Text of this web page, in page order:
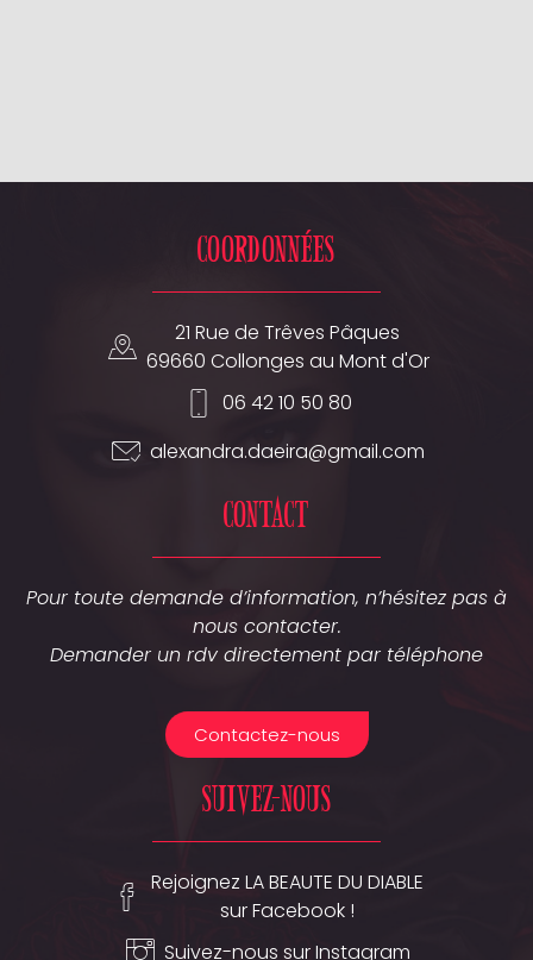
Coordonnées
21 Rue de Trêves Pâques
69660 Collonges au Mont d'Or
06 42 10 50 80
alexandra.daeira@gmail.com
contact
Pour toute demande d’information, n’hésitez pas à
nous contacter.
Demander un rdv directement par téléphone
Contactez-nous
Suivez-nous
Rejoignez LA BEAUTE DU DIABLE
sur Facebook !
Suivez-nous sur Instagram